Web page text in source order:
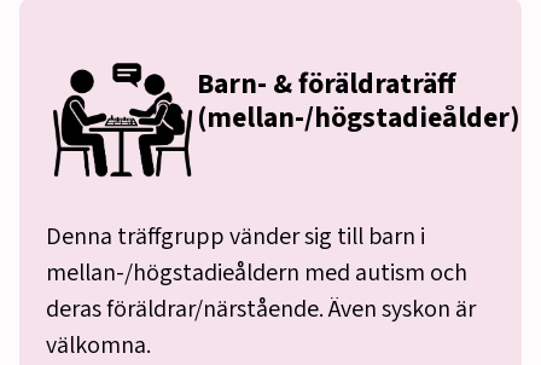
Barn- & föräldraträff
(mellan-/högstadieålder)
Denna träffgrupp vänder sig till barn i
mellan-/högstadieåldern med autism och
deras föräldrar/närstående. Även syskon är
välkomna.